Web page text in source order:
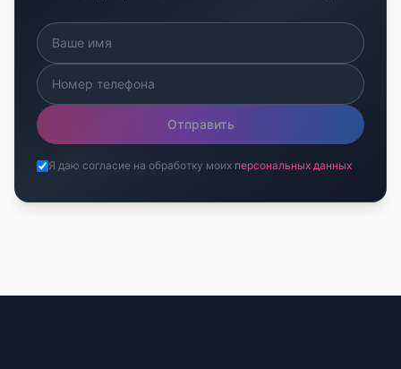
Отправить
Я даю согласие на обработку моих персональных данных